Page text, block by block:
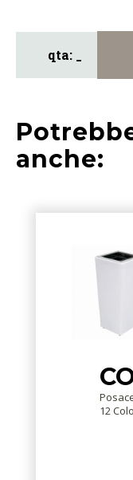
anche:
12